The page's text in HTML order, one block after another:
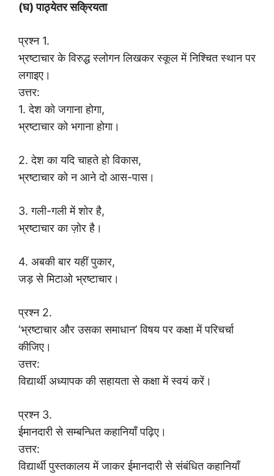
(घ) पाठ्येतर सक्रियता
प्रश्न 1.
भ्रष्टाचार के विरुद्ध स्लोगन लिखकर स्कूल में निश्चित स्थान पर
लगाइए।
उत्तर:
1. देश को जगाना होगा,
भ्रष्टाचार को भगाना होगा।
2. देश का यदि चाहते हो विकास,
भ्रष्टाचार को न आने दो आस-पास।
3. गली-गली में शोर है,
भ्रष्टाचार का ज़ोर है।
4. अबकी बार यहीं पुकार,
जड़ से मिटाओ भ्रष्टाचार।
प्रश्न 2.
‘भ्रष्टाचार और उसका समाधान’ विषय पर कक्षा में परिचर्चा
कीजिए।
उत्तर:
विद्यार्थी अध्यापक की सहायता से कक्षा में स्वयं करें।
प्रश्न 3.
ईमानदारी से सम्बन्धित कहानियाँ पढ़िए।
उत्तर:
विद्यार्थी पुस्तकालय में जाकर ईमानदारी से संबंधित कहानियाँ